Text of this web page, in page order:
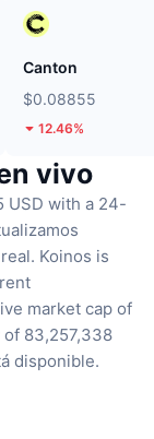
Canton
$0.08855
12.46%
vivo
USD with a 24-
Koinos is
market cap of
of 83,257,338
disponible.